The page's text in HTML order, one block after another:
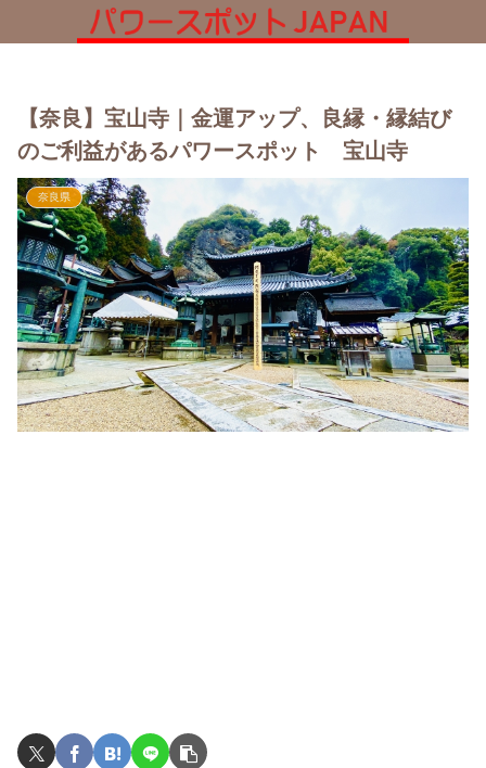
【奈良】宝山寺｜金運アップ、良縁・縁結び
のご利益があるパワースポット 宝山寺
奈良県